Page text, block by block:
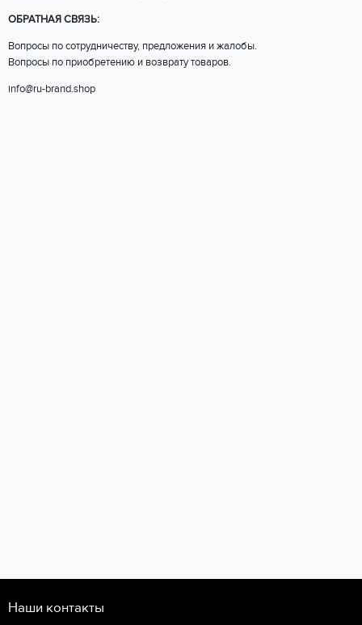
ОБРАТНАЯ СВЯЗЬ:
Вопросы по сотрудничеству, предложения и жалобы.
Вопросы по приобретению и возврату товаров.
info@ru-brand.shop
Наши контакты